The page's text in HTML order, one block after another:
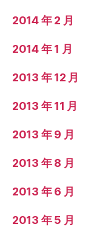
2014 年 2 月
2014 年 1 月
2013 年 12 月
2013 年 11 月
2013 年 9 月
2013 年 8 月
2013 年 6 月
2013 年 5 月